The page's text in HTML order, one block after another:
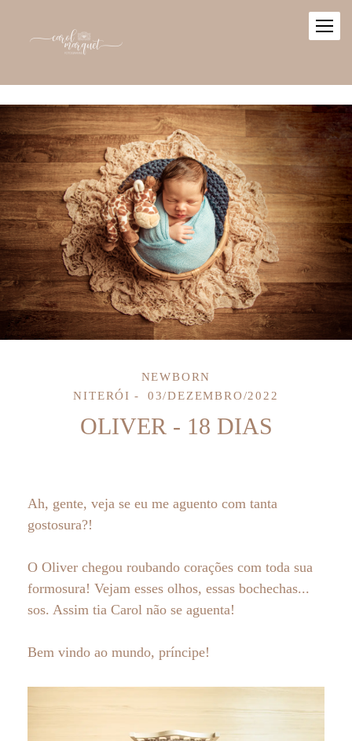
NEWBORN
NITERÓI
03/DEZEMBRO/2022
OLIVER - 18 DIAS
Ah, gente, veja se eu me aguento com tanta
gostosura?!
O Oliver chegou roubando corações com toda sua
formosura! Vejam esses olhos, essas bochechas...
sos. Assim tia Carol não se aguenta!
Bem vindo ao mundo, príncipe!